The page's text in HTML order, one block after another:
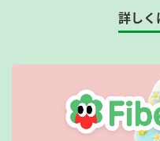
詳しく